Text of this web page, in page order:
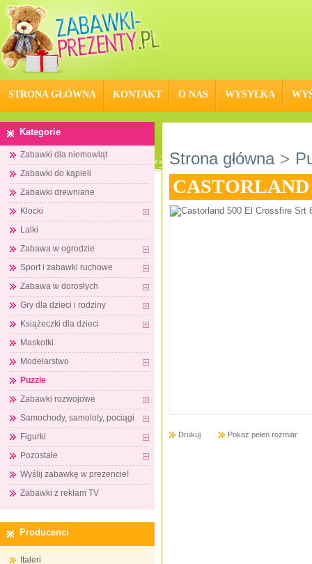
STRONA GŁÓWNA KONTAKT O NAS WYSYŁKA
Kategorie
Zabawki dla niemowląt
Zabawki do kąpieli
Zabawki drewniane
Klocki
Lalki
Zabawa w ogrodzie
Sport i zabawki ruchowe
Zabawa w dorosłych
Gry dla dzieci i rodziny
Książeczki dla dzieci
Maskotki
Modelarstwo
Puzzle
Zabawki rozwojowe
Samochody, samoloty, pociągi
Figurki
Pozostałe
Wyślij zabawkę w prezencie!
Zabawki z reklam TV
Producenci
Italeri
Strona główna >
CASTORLAND
Drukuj Pokaż pełen rozmiar